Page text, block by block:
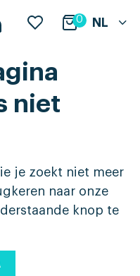
0 NL
niet
je zoekt niet meer
naar onze
knop te